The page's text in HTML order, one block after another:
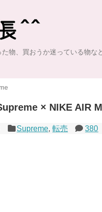
物、買おうか迷っている物な
× NIKE AIR
Supreme,転売 380